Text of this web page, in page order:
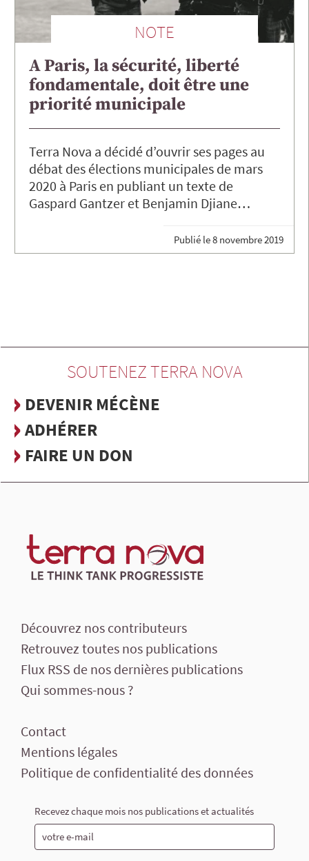
NOTE
A Paris, la sécurité, liberté
fondamentale, doit être une
priorité municipale
Terra Nova a décidé d’ouvrir ses pages au
débat des élections municipales de mars
2020 à Paris en publiant un texte de
Gaspard Gantzer et Benjamin Djiane…
Publié le8 novembre 2019
SOUTENEZ TERRA NOVA
DEVENIR MÉCÈNE
ADHÉRER
FAIRE UN DON
Découvrez nos contributeurs
Retrouvez toutes nos publications
Flux RSS de nos dernières publications
Qui sommes-nous ?
Contact
Mentions légales
Politique de confidentialité des données
Recevez chaque mois nos publications et actualités